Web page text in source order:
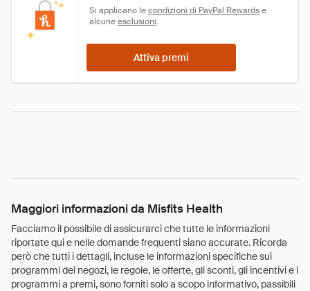
Si applicano le condizioni di PayPal Rewards e
alcune esclusioni.
Attiva premi
Maggiori informazioni da Misfits Health
Facciamo il possibile di assicurarci che tutte le informazioni
riportate qui e nelle domande frequenti siano accurate. Ricorda
però che tutti i dettagli, incluse le informazioni specifiche sui
programmi dei negozi, le regole, le offerte, gli sconti, gli incentivi e i
programmi a premi, sono forniti solo a scopo informativo, passibili